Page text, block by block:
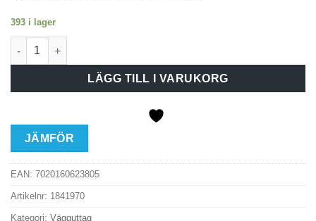
393 i lager
Elko RS Qvick 2-vägsuttag ojordat skruv Fjällvit mängd
LÄGG TILL I VARUKORG
JÄMFÖR
EAN: 7020160623805
Artikelnr: 1841970
Kategori: Vägguttag